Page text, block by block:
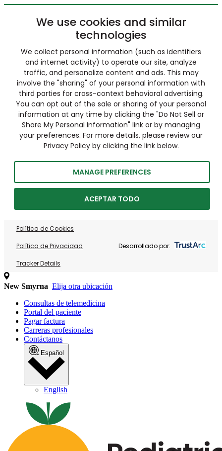
We use cookies and similar
technologies
We collect personal information (such as identifiers
and internet activity) to operate our site, analyze
traffic, and personalize content and ads. This may
involve the "sharing" of your personal information with
third parties for cross-context behavioral advertising.
You can opt out of the sale or sharing of your personal
information at any time by clicking the "Do Not Sell or
Share My Personal Information" link or by managing
your preferences. For more details, please review our
Privacy Policy by clicking the link below.
MANAGE PREFERENCES
ACEPTAR TODO
Política de Cookies
Política de Privacidad
Tracker Details
Desarrollado por:
New Smyrna Elija otra ubicación
Consultas de telemedicina
Portal del paciente
Pagar factura
Carreras profesionales
Contáctanos
Español
English